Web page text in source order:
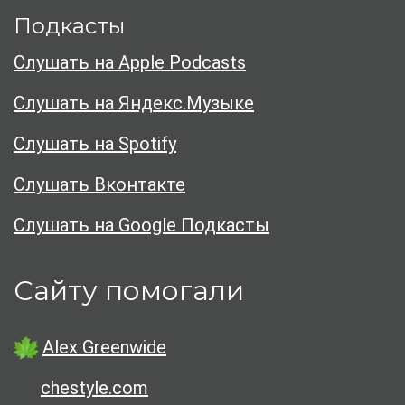
Подкасты
Слушать на Apple Podcasts
Слушать на Яндекс.Музыке
Слушать на Spotify
Слушать Вконтакте
Слушать на Google Подкасты
Сайту помогали
Alex Greenwide
chestyle.com